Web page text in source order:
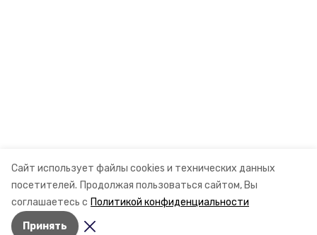
Сайт использует файлы cookies и технических данных
посетителей. Продолжая пользоваться сайтом, Вы
соглашаетесь с Политикой конфиденциальности
Принять